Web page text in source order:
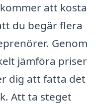
att kosta
du begär flera
Genom
jämföra priser
dig att fatta det
Att ta steget